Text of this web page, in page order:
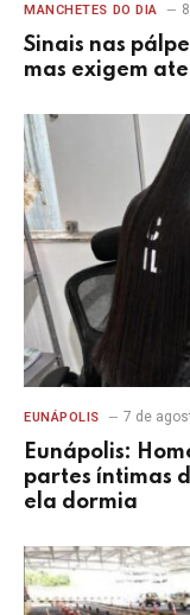
MANCHETES DO DIA
Sinais nas
mas exigem
EUNÁPOLIS 7 de
Eunápolis:
partes íntimas
ela dormia